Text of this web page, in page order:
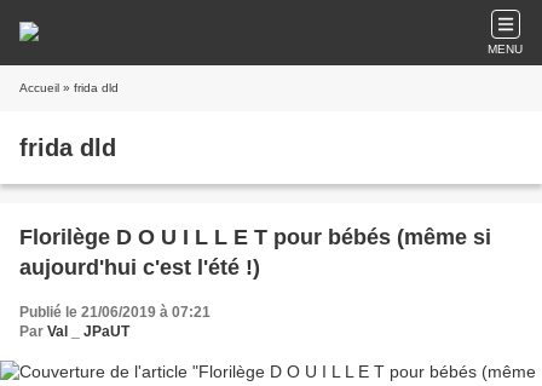
MENU
Accueil » frida dld
frida dld
Florilège D O U I L L E T pour bébés (même si
aujourd'hui c'est l'été !)
Publié le 21/06/2019 à 07:21
Par Val _ JPaUT